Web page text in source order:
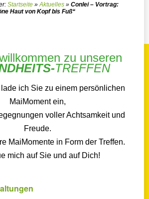
Startseite » Aktuelles » Conlei – Vortrag:
Haut von Kopf bis Fuß“
zu unseren
TREFFEN
lade ich Sie zu einem persönlichen
MaiMoment ein,
voller Achtsamkeit und
Freude.
MaiMomente in Form der Treffen.
mich auf Sie und auf Dich!